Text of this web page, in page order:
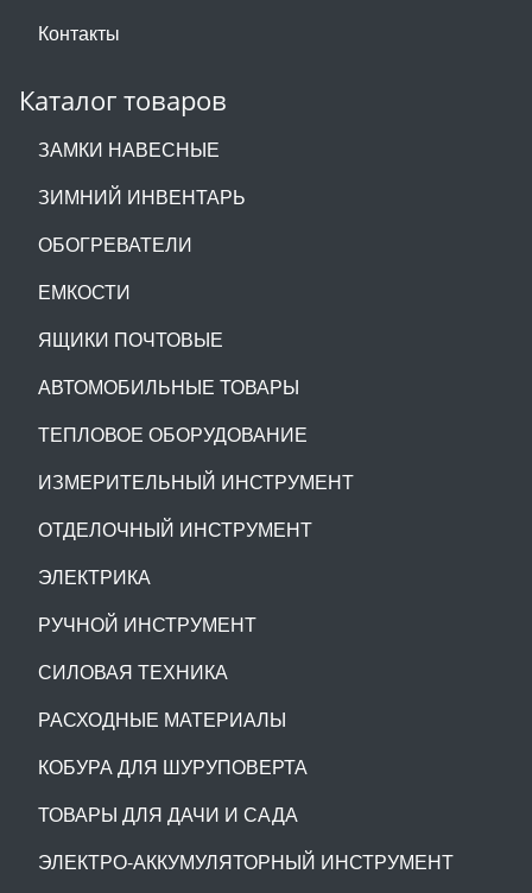
Контакты
Каталог товаров
ЗАМКИ НАВЕСНЫЕ
ЗИМНИЙ ИНВЕНТАРЬ
ОБОГРЕВАТЕЛИ
ЕМКОСТИ
ЯЩИКИ ПОЧТОВЫЕ
АВТОМОБИЛЬНЫЕ ТОВАРЫ
ТЕПЛОВОЕ ОБОРУДОВАНИЕ
ИЗМЕРИТЕЛЬНЫЙ ИНСТРУМЕНТ
ОТДЕЛОЧНЫЙ ИНСТРУМЕНТ
ЭЛЕКТРИКА
РУЧНОЙ ИНСТРУМЕНТ
СИЛОВАЯ ТЕХНИКА
РАСХОДНЫЕ МАТЕРИАЛЫ
КОБУРА ДЛЯ ШУРУПОВЕРТА
ТОВАРЫ ДЛЯ ДАЧИ И САДА
ЭЛЕКТРО-АККУМУЛЯТОРНЫЙ ИНСТРУМЕНТ